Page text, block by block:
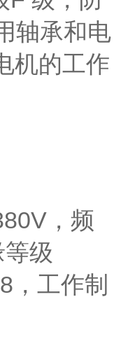
轴承和电
机的工作
，频
级
，工作制